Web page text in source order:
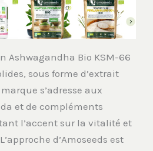
Ashwagandha Bio KSM-66
sous forme d’extrait
s’adresse aux
et de compléments
l’accent sur la vitalité et
d’Amoseeds est